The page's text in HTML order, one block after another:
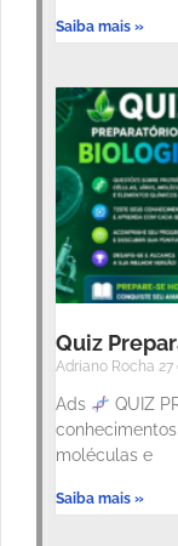
Saiba mais »
Quiz
Adriano Rocha 27
Ads
QUIZ
moléculas e
Saiba mais »